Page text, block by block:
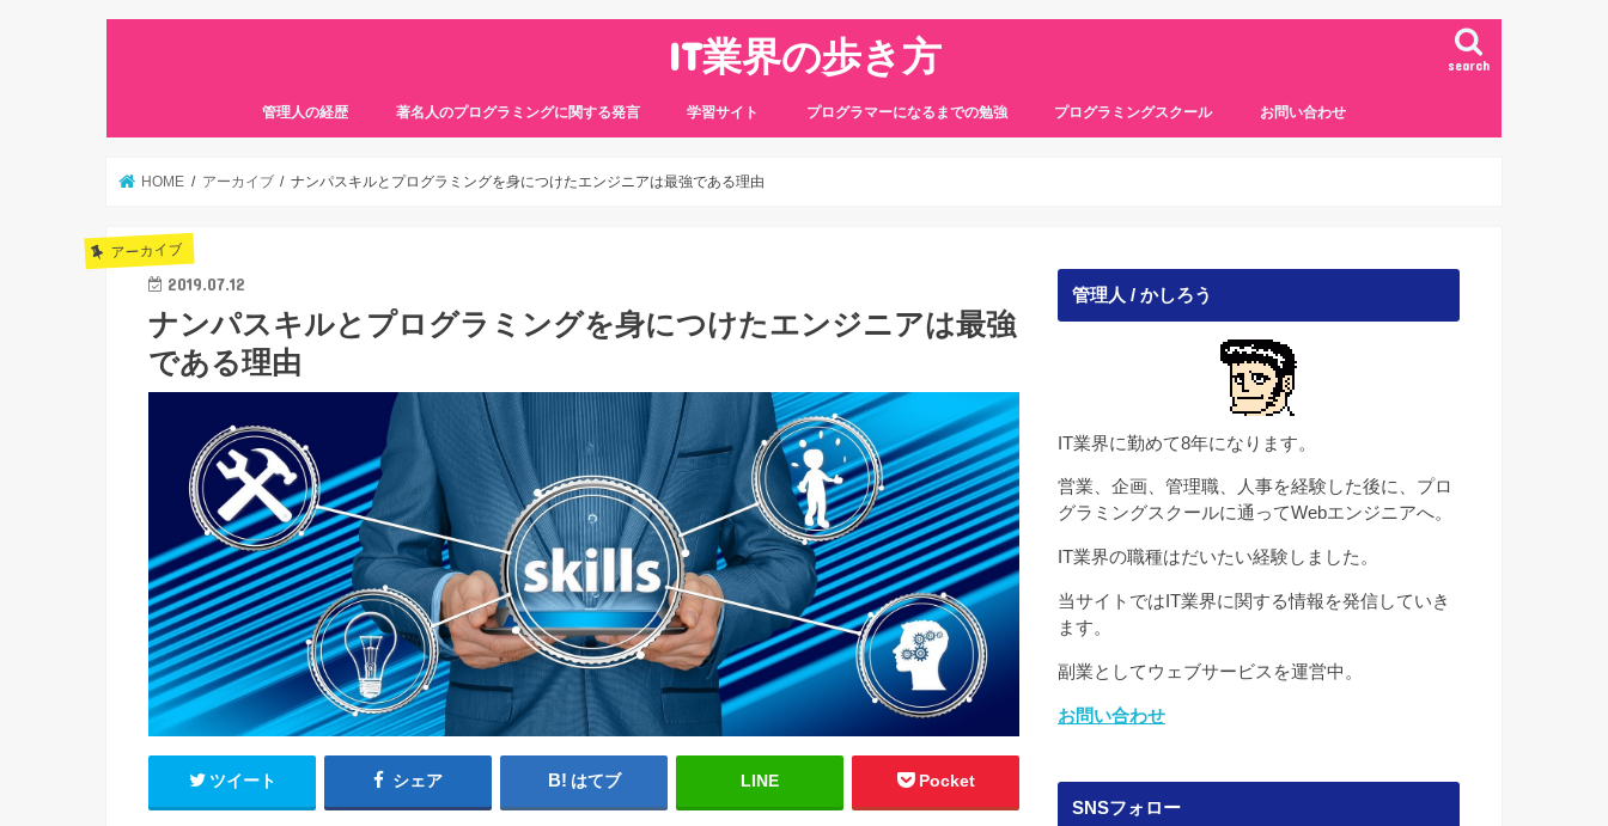
IT業界の歩き方 search
管理人の経歴 著名人のプログラミングに関する発言 学習サイト プログラマーになるまでの勉強 プログラミングスクール お問い合わせ
HOME アーカイブ ナンパスキルとプログラミングを身につけたエンジニアは最強である理由
アーカイブ
2019.07.12
ナンパスキルとプログラミングを身につけたエンジニアは最強
である理由
ツイート シェア はてブ LINE Pocket
管理人 / かしろう
IT業界に勤めて8年になります。
営業、企画、管理職、人事を経験した後に、プロ
グラミングスクールに通ってWebエンジニアへ。
IT業界の職種はだいたい経験しました。
当サイトではIT業界に関する情報を発信していき
ます。
副業としてウェブサービスを運営中。
お問い合わせ
SNSフォロー